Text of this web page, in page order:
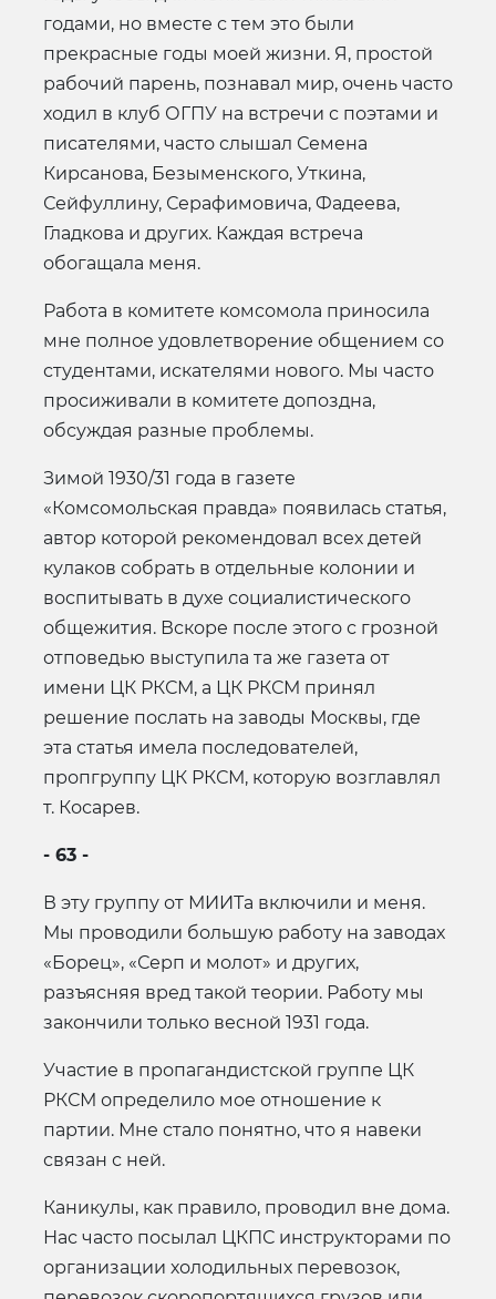
годами, но вместе с тем это были
прекрасные годы моей жизни. Я, простой
рабочий парень, познавал мир, очень часто
ходил в клуб ОГПУ на встречи с поэтами и
писателями, часто слышал Семена
Кирсанова, Безыменского, Уткина,
Сейфуллину, Серафимовича, Фадеева,
Гладкова и других. Каждая встреча
обогащала меня.
Работа в комитете комсомола приносила
мне полное удовлетворение общением со
студентами, искателями нового. Мы часто
просиживали в комитете допоздна,
обсуждая разные проблемы.
Зимой 1930/31 года в газете
«Комсомольская правда» появилась статья,
автор которой рекомендовал всех детей
кулаков собрать в отдельные колонии и
воспитывать в духе социалистического
общежития. Вскоре после этого с грозной
отповедью выступила та же газета от
имени ЦК РКСМ, а ЦК РКСМ принял
решение послать на заводы Москвы, где
эта статья имела последователей,
пропгруппу ЦК РКСМ, которую возглавлял
т. Косарев.
- 63 -
В эту группу от МИИТа включили и меня.
Мы проводили большую работу на заводах
«Борец», «Серп и молот» и других,
разъясняя вред такой теории. Работу мы
закончили только весной 1931 года.
Участие в пропагандистской группе ЦК
РКСМ определило мое отношение к
партии. Мне стало понятно, что я навеки
связан с ней.
Каникулы, как правило, проводил вне дома.
Нас часто посылал ЦКПС инструкторами по
организации холодильных перевозок,